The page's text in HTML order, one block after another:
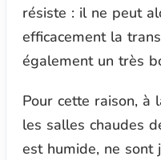
résiste : il ne peut
efficacement la
également un très
Pour cette raison, à
les salles chaudes
est humide, ne sont